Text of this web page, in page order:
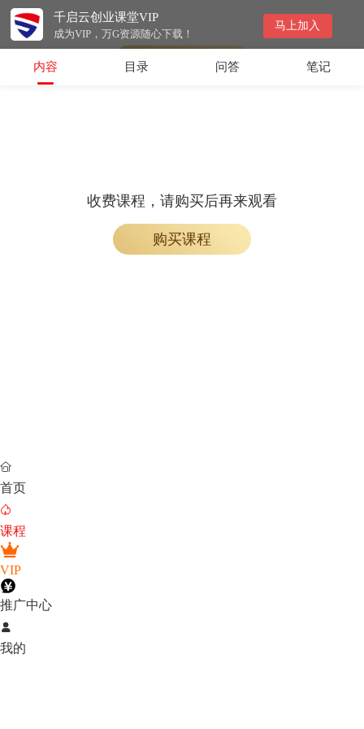
千启云创业课堂VIP
成为VIP，万G资源随心下载！
马上加入
会员专属课程，请开通会员后学习
内容 目录 问答 笔记
收费课程，请购买后再来观看
购买课程

首页

课程
VIP
推广中心

我的